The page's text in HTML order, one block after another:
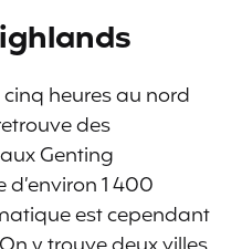
heures au nord
des
Genting
1 400
est cependant